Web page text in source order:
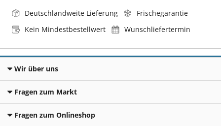
Deutschlandweite Lieferung
Frischegarantie
Kein Mindestbestellwert
Wunschliefertermin
Wir über uns
Fragen zum Markt
Fragen zum Onlineshop